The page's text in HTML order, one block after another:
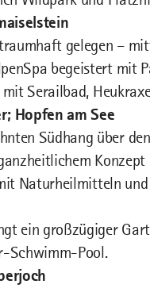
gelegen –
begeistert mit
Serailbad,
Hopfen am See
Südhang über
Naturheilmitteln
ein großzügiger
Schwimm-Pool.